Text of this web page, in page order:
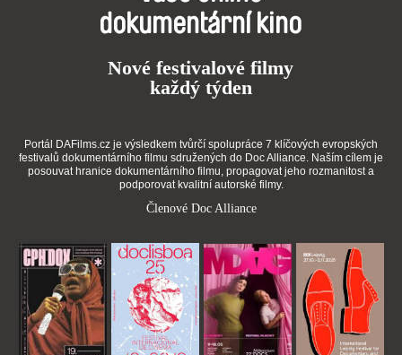
dokumentární kino
Nové festivalové filmy
každý týden
Portál DAFilms.cz je výsledkem tvůrčí spolupráce 7 klíčových evropských
festivalů dokumentárního filmu sdružených do Doc Alliance. Naším cílem je
posouvat hranice dokumentárního filmu, propagovat jeho rozmanitost a
podporovat kvalitní autorské filmy.
Členové Doc Alliance